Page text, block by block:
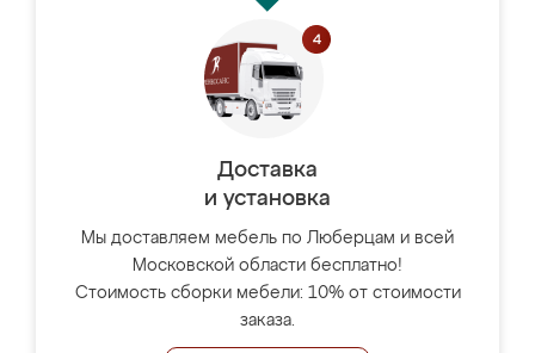
Доставка
и установка
Мы доставляем мебель по Люберцам и всей
Московской области бесплатно!
Стоимость сборки мебели: 10% от стоимости
заказа.